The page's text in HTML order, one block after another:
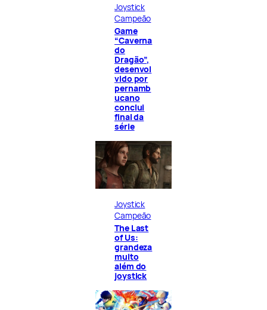
Joystick
Campeão
Game
“Caverna
do
Dragão”,
desenvol
vido por
pernamb
ucano
conclui
final da
série
Joystick
Campeão
The Last
of Us:
grandeza
muito
além do
joystick